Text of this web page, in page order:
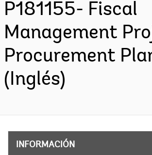
P181155- Fiscal
Management
Procurement
(Inglés)
INFORMACIÓN